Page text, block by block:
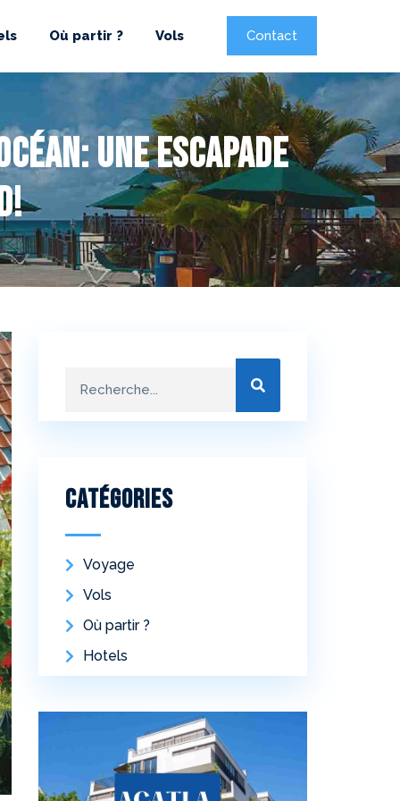
Où partir ? Vols Contact
Une escapade
Catégories
Voyage
Vols
Où partir ?
Hotels